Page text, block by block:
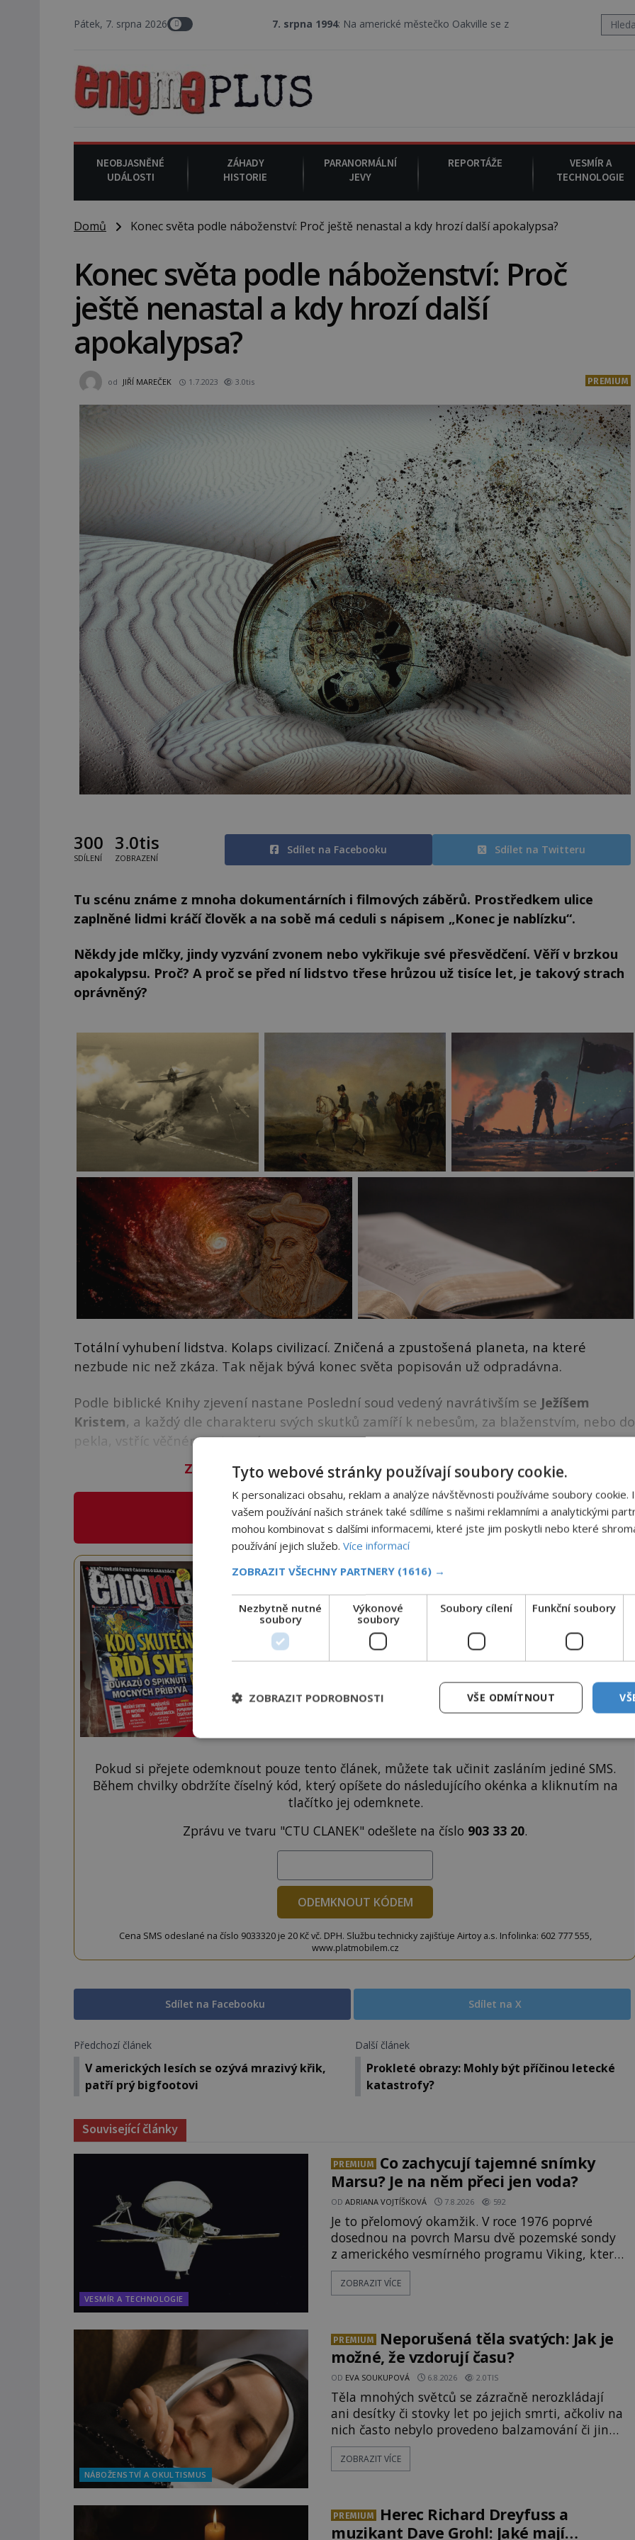
Pátek, 7. srpna 2026 : Na americké městečko Oakville se z nebe snáší podivná rosolovitá látka
NEOBJASNĚNÉ
UDÁLOSTI
ZÁHADY
HISTORIE
PARANORMÁLNÍ
JEVY
REPORTÁŽE
VESMÍR A
TECHNOLOGIE
Domů Konec světa podle náboženství: Proč ještě nenastal a kdy hrozí další apokalypsa?
Konec světa podle náboženství: Proč
ještě nenastal a kdy hrozí další
apokalypsa?
od JIŘÍ MAREČEK 1.7.2023 3.0tis PREMIUM
300
SDÍLENÍ
3.0tis
ZOBRAZENÍ
Sdílet na Facebooku Sdílet na Twitteru
Tu scénu známe z mnoha dokumentárních i filmových záběrů. Prostředkem ulice
zaplněné lidmi kráčí člověk a na sobě má ceduli s nápisem „Konec je nablízku“.
Někdy jde mlčky, jindy vyzvání zvonem nebo vykřikuje své přesvědčení. Věří v brzkou
apokalypsu. Proč? A proč se před ní lidstvo třese hrůzou už tisíce let, je takový strach
oprávněný?
Totální vyhubení lidstva. Kolaps civilizací. Zničená a zpustošená planeta, na které
nezbude nic než zkáza. Tak nějak bývá konec světa popisován už odpradávna.
Podle biblické Knihy zjevení nastane Poslední soud vedený navrátivším se Ježíšem
Kristem, a každý dle charakteru svých skutků zamíří k nebesům, za blaženstvím, nebo do
pekla, vstříc věčnému utrpení.
Zbývá vám 99%článku k dočtení. Nenechte si to ujít!
CO NABÍZÍENIGMAPLUS PREMIUM?
Staňte se našímPremiumčtenářem a
Navíc od nás obdržíte i celou řaduhodnotných bonusů!
ODEMKNOUT ČLÁNEK
Pokud si přejete odemknout pouze tento článek, můžete tak učinit zasláním jediné SMS.
Během chvilky obdržíte číselný kód, který opíšete do následujícího okénka a kliknutím na
tlačítko jej odemknete.
Zprávu ve tvaru "CTU CLANEK" odešlete na číslo 903 33 20.
ODEMKNOUT KÓDEM
Cena SMS odeslané na číslo 9033320 je 20 Kč vč. DPH. Službu technicky zajišťuje Airtoy a.s. Infolinka: 602 777 555,
www.platmobilem.cz
Sdílet na Facebooku Sdílet na X
Předchozí článek
V amerických lesích se ozývá mrazivý křik,
patří prý bigfootovi
Další článek
Prokleté obrazy: Mohly být příčinou letecké
katastrofy?
Související články
VESMÍR A TECHNOLOGIE
PREMIUM
Co zachycují tajemné snímky
Marsu? Je na něm přeci jen voda?
ODADRIANA VOJTÍŠKOVÁ 7.8.2026 592
Je to přelomový okamžik. V roce 1976 poprvé
dosednou na povrch Marsu dvě pozemské sondy
z amerického vesmírného programu Viking, které
jsou schopny pořídit fotografie záhadami
opředené rudé planety. Viking 1 zde zaznamená
připomínající lidskou tvář. NASA (Národní úřad
ZOBRAZIT VÍCE
NÁBOŽENSTVÍ A OKULTISMUS
PREMIUM
Neporušená těla svatých: Jak je
možné, že vzdorují času?
OD EVA SOUKUPOVÁ 6.8.2026 2.0TIS
Těla mnohých světců se zázračně nerozkládají
ani desítky či stovky let po jejich smrti, ačkoliv na
nich často nebylo provedeno balzamování či jiné
pokusy o konzervaci. Neporušené ostatky bývají
považovány za důkaz svatosti zemřelých. Jaké
Milosrdných
ZOBRAZIT VÍCE
PREMIUM
Herec Richard Dreyfuss a
muzikant Dave Grohl: Jaké mají
Tyto webové stránky používají soubory cookie.
K personalizaci obsahu, reklam a analýze návštěvnosti používáme soubory cookie.
vašem používání našich stránek také sdílíme s našimi reklamními a analytickými
mohou kombinovat s dalšími informacemi, které jste jim poskytli nebo které
používání jejich služeb. Více informací
ZOBRAZIT VŠECHNY PARTNERY (1616) →
Nezbytně nutné
soubory
Výkonové
soubory
Soubory cílení Funkční soubory
VŠE ODMÍTNOUT
ZOBRAZIT PODROBNOSTI